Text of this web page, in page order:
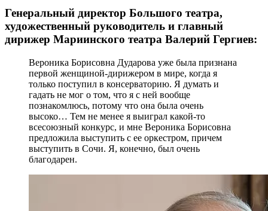
Генеральный директор Большого театра,
художественный руководитель и главный
дирижер Мариинского театра Валерий Гергиев:
Вероника Борисовна Дударова уже была признана
первой женщиной-дирижером в мире, когда я
только поступил в консерваторию. Я думать и
гадать не мог о том, что я с ней вообще
познакомлюсь, потому что она была очень
высоко… Тем не менее я выиграл какой-то
всесоюзный конкурс, и мне Вероника Борисовна
предложила выступить с ее оркестром, причем
выступить в Сочи. Я, конечно, был очень
благодарен.